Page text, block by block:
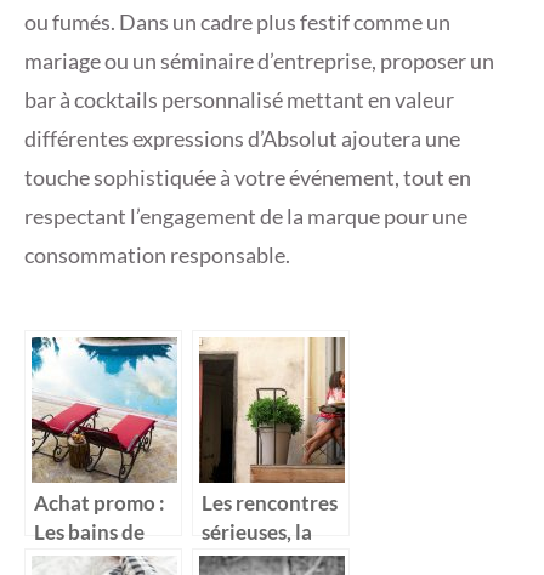
ou fumés. Dans un cadre plus festif comme un
mariage ou un séminaire d’entreprise, proposer un
bar à cocktails personnalisé mettant en valeur
différentes expressions d’Absolut ajoutera une
touche sophistiquée à votre événement, tout en
respectant l’engagement de la marque pour une
consommation responsable.
Achat promo :
Les bains de
soleil
Les rencontres
sérieuses, la
vraie épine aux